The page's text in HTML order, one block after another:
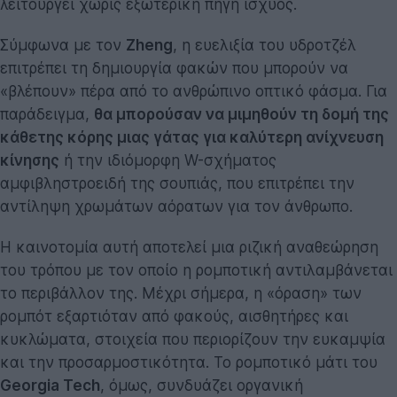
λειτουργεί χωρίς εξωτερική πηγή ισχύος.
Σύμφωνα με τον Zheng, η ευελιξία του υδροτζέλ
επιτρέπει τη δημιουργία φακών που μπορούν να
«βλέπουν» πέρα από το ανθρώπινο οπτικό φάσμα. Για
παράδειγμα, θα μπορούσαν να μιμηθούν τη δομή της
κάθετης κόρης μιας γάτας για καλύτερη ανίχνευση
κίνησης ή την ιδιόμορφη W-σχήματος
αμφιβληστροειδή της σουπιάς, που επιτρέπει την
αντίληψη χρωμάτων αόρατων για τον άνθρωπο.
Η καινοτομία αυτή αποτελεί μια ριζική αναθεώρηση
του τρόπου με τον οποίο η ρομποτική αντιλαμβάνεται
το περιβάλλον της. Μέχρι σήμερα, η «όραση» των
ρομπότ εξαρτιόταν από φακούς, αισθητήρες και
κυκλώματα, στοιχεία που περιορίζουν την ευκαμψία
και την προσαρμοστικότητα. Το ρομποτικό μάτι του
Georgia Tech, όμως, συνδυάζει οργανική